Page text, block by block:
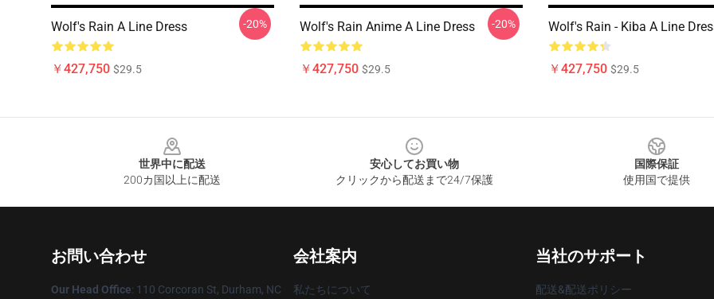
Wolf's Rain A Line Dress
￥427,750 $29.5
-20% Wolf's Rain Anime A Line Dress
￥427,750 $29.5
-20% Wolf's Rain - Kiba A Line
￥427,750 $29.5
世界中に配送
200カ国以上に配送
安心してお買い物
クリックから配送まで24/7保護
国際保証
使用国で提供
お問い合わせ
Our Head Office: 110 Corcoran St, Durham, NC
会社案内
私たちについて
当社のサポート
配送&配送ポリシー